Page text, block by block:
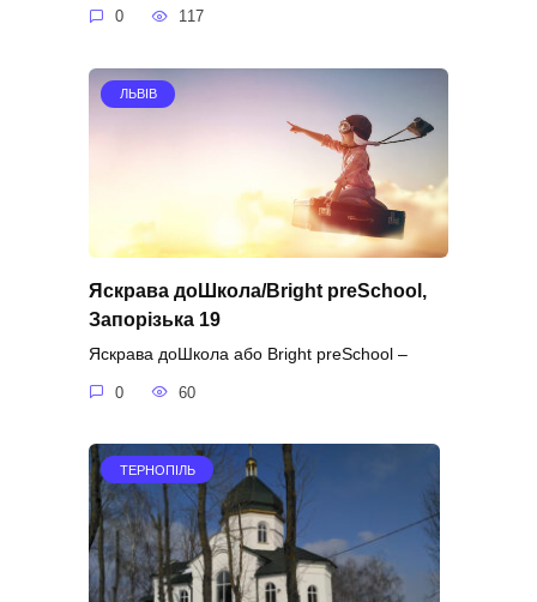
0 117
ЛЬВІВ
Яскрава доШкола/Bright preSchool,
Запорізька 19
Яскрава доШкола або Bright preSchool –
0 60
ТЕРНОПІЛЬ